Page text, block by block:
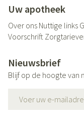
Uw apotheek
Over ons Nuttige links
Voorschrift
Nieuwsbrief
Blijf op de hoogte